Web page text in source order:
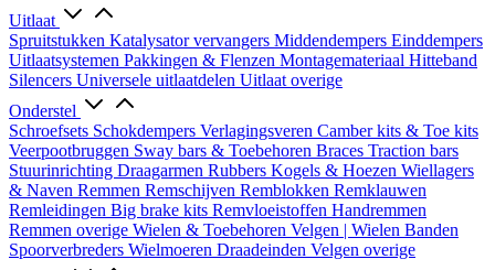
Uitlaat
Spruitstukken Katalysator vervangers Middendempers Einddempers
Uitlaatsystemen Pakkingen & Flenzen Montagemateriaal Hitteband
Silencers Universele uitlaatdelen Uitlaat overige
Onderstel
Schroefsets Schokdempers Verlagingsveren Camber kits & Toe kits
Veerpootbruggen Sway bars & Toebehoren Braces Traction bars
Stuurinrichting Draagarmen Rubbers Kogels & Hoezen Wiellagers
& Naven Remmen Remschijven Remblokken Remklauwen
Remleidingen Big brake kits Remvloeistoffen Handremmen
Remmen overige Wielen & Toebehoren Velgen | Wielen Banden
Spoorverbreders Wielmoeren Draadeinden Velgen overige